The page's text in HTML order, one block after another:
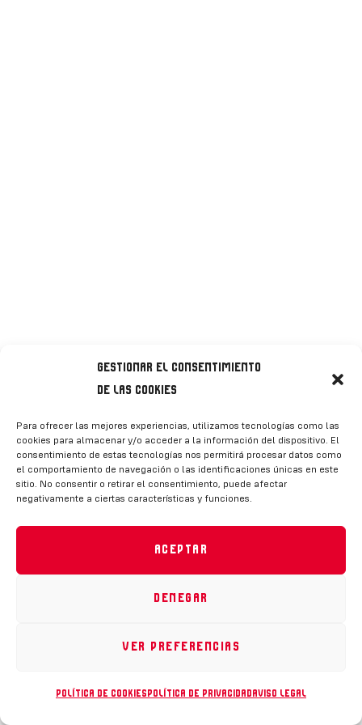
Gestionar el consentimiento
de las cookies
Para ofrecer las mejores experiencias, utilizamos tecnologías como las
cookies para almacenar y/o acceder a la información del dispositivo. El
consentimiento de estas tecnologías nos permitirá procesar datos como
el comportamiento de navegación o las identificaciones únicas en este
sitio. No consentir o retirar el consentimiento, puede afectar
negativamente a ciertas características y funciones.
Aceptar
Denegar
Ver preferencias
Política de cookies Política de privacidadAviso legal